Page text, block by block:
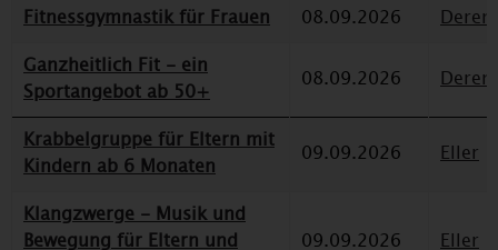
Fitnessgymnastik für Frauen
08.09.2026
Ganzheitlich Fit - ein
Sportangebot ab 50+
08.09.2026
Krabbelgruppe für Eltern mit
Kindern ab 6 Monaten
09.09.2026 Eller
Klangzwerge - Musik und
Bewegung für Eltern und
09.09.2026 Eller